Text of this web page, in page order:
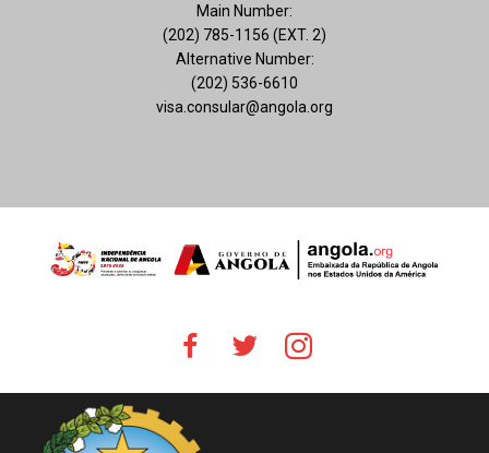
Main Number:
(202) 785-1156 (EXT. 2)
Alternative Number:
(202) 536-6610
visa.consular@angola.org